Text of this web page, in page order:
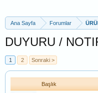
Ana Sayfa Forumlar
DUYURU /
1 2 Sonraki >
Başlık